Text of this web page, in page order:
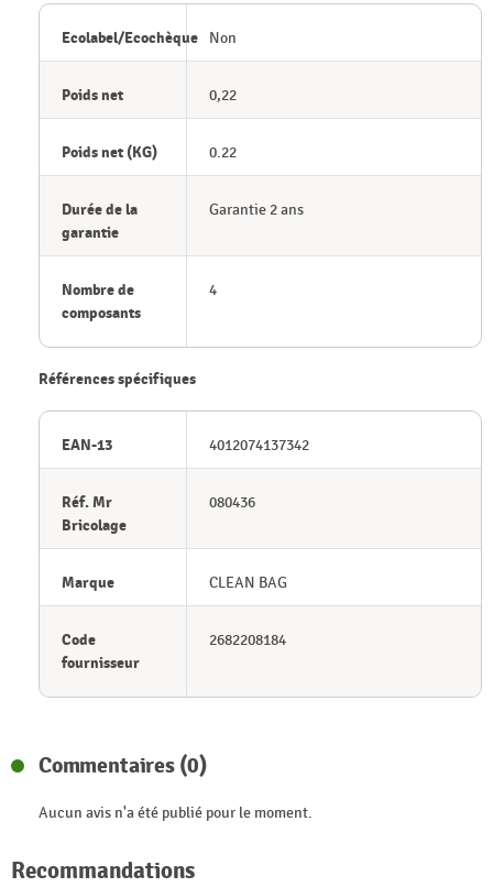
Ecolabel/Ecochèque Non
Poids net 0,22
Poids net (KG) 0.22
Durée de la
garantie
Garantie 2 ans
Nombre de
composants
4
Références spécifiques
EAN-13 4012074137342
Réf. Mr
Bricolage
080436
Marque CLEAN BAG
Code
fournisseur
2682208184
Commentaires (0)
Aucun avis n'a été publié pour le moment.
Recommandations